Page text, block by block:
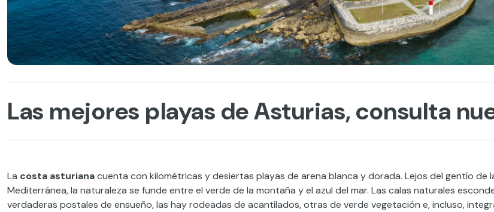
Las mejores playas de Asturias, consulta
La costa asturianacuenta con kilométricas y desiertas playas de arena blanca y dorada. Lejos del gentío de
Mediterránea, la naturaleza se funde entre el verde de la montaña y el azul del mar. Las calas naturales
verdaderas postales de ensueño, las hay rodeadas de acantilados, otras de verde vegetación e, incluso,